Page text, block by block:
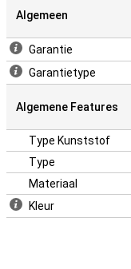
Algemeen
Garantie
Garantietype
Algemene Features
Type Kunststof
Type
Materiaal
Kleur